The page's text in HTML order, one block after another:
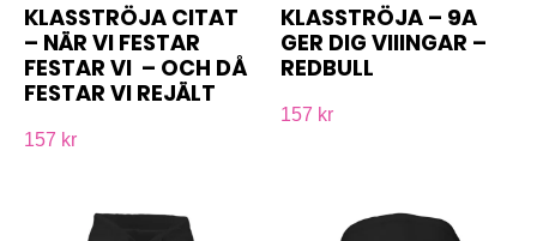
KLASSTRÖJA CITAT
– NÄR VI FESTAR
FESTAR VI – OCH DÅ
FESTAR VI REJÄLT
157 kr
KLASSTRÖJA – 9A
GER DIG VIIINGAR –
REDBULL
157 kr